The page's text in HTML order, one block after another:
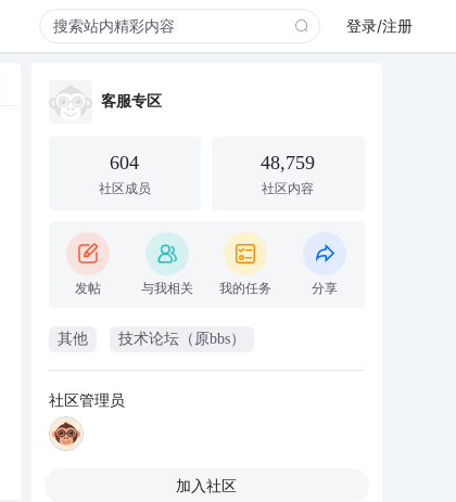
登录/注册
客服专区
604
社区成员
48,759
社区内容
发帖 与我相关 我的任务 分享
其他 技术论坛（原bbs）
社区管理员
加入社区